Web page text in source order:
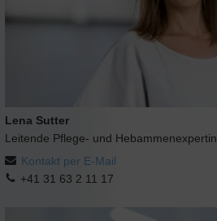
Lena Sutter
Leitende Pflege- und Hebammenexpertin
Kontakt per E-Mail
+41 31 63 2 11 17